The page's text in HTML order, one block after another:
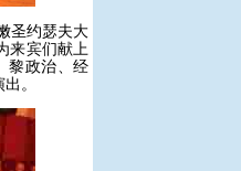
圣约瑟夫大
来宾们献上
黎政治、经
。